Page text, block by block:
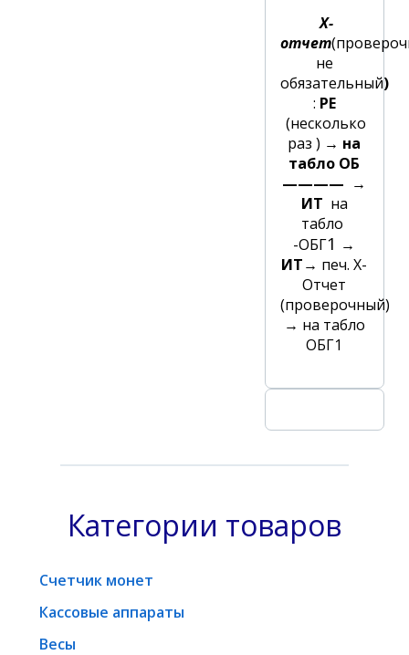
Категории товаров
Счетчик монет
Кассовые аппараты
Весы
Х-
отчет
не
обязательный)
: РЕ
(несколько
раз ) → на
табло ОБ
———— →
ИТ на
табло
-ОБГ1 →
ИТ→ печ. Х-
Отчет
(проверочный)
→ на табло
ОБГ1